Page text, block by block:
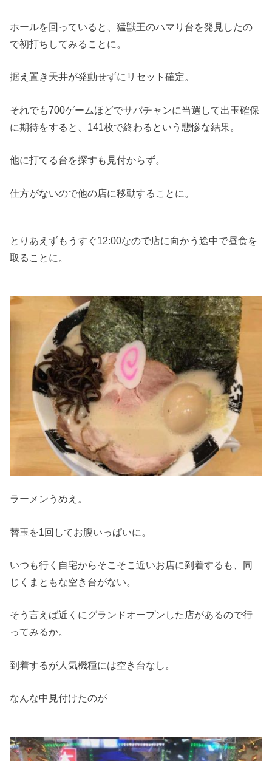
ホールを回っていると、猛獣王のハマり台を発見したの
で初打ちしてみることに。
据え置き天井が発動せずにリセット確定。
それでも700ゲームほどでサバチャンに当選して出玉確保
に期待をすると、141枚で終わるという悲惨な結果。
他に打てる台を探すも見付からず。
仕方がないので他の店に移動することに。
とりあえずもうすぐ12:00なので店に向かう途中で昼食を
取ることに。
ラーメンうめえ。
替玉を1回してお腹いっぱいに。
いつも行く自宅からそこそこ近いお店に到着するも、同
じくまともな空き台がない。
そう言えば近くにグランドオープンした店があるので行
ってみるか。
到着するが人気機種には空き台なし。
なんな中見付けたのが